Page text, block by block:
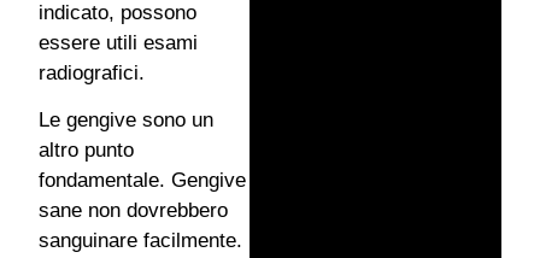
indicato, possono
essere utili esami
radiografici.
Le gengive sono un
altro punto
fondamentale. Gengive
sane non dovrebbero
sanguinare facilmente.